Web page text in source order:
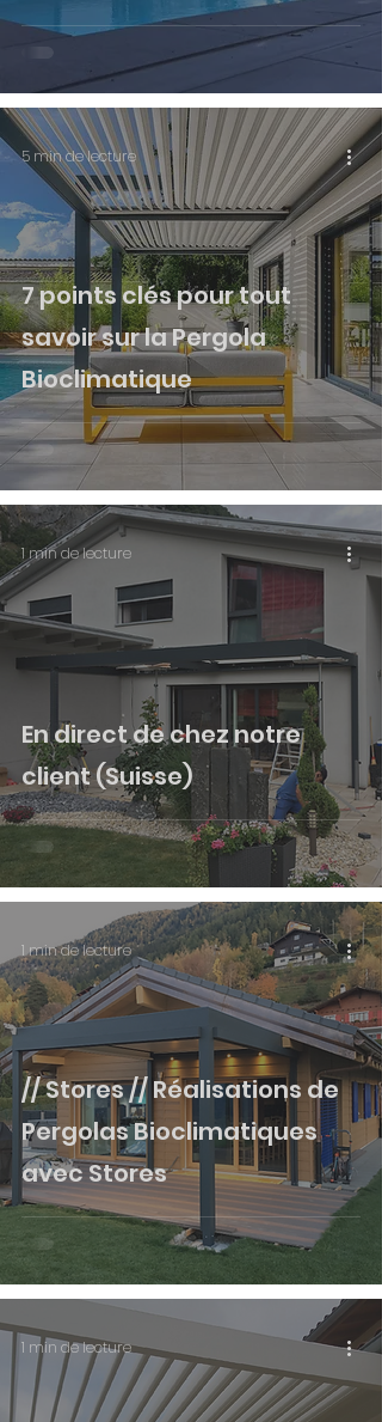
7 points clés pour tout
savoir sur la Pergola
Bioclimatique
5 min de lecture
En direct de chez notre
client (Suisse)
1 min de lecture
// Stores // Réalisations de
Pergolas Bioclimatiques
avec Stores
1 min de lecture
1 min de lecture